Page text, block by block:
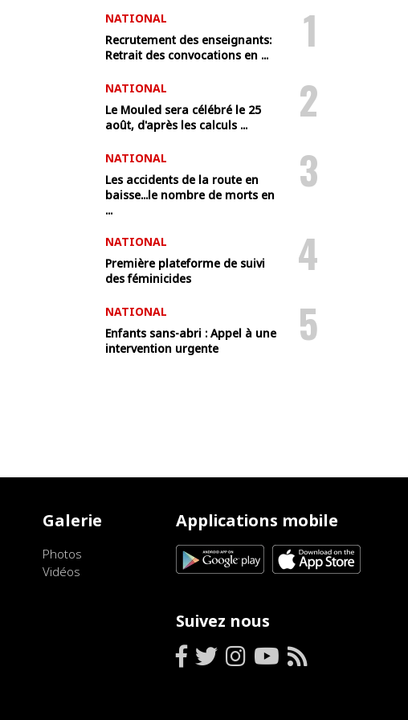
NATIONAL
Recrutement des enseignants:
Retrait des convocations en ...
1
NATIONAL
Le Mouled sera célébré le 25
août, d'après les calculs ...
2
NATIONAL
Les accidents de la route en
baisse...le nombre de morts en
...
3
NATIONAL
Première plateforme de suivi
des féminicides
4
NATIONAL
Enfants sans-abri : Appel à une
intervention urgente
5
Galerie
Photos
Vidéos
Applications mobile
Suivez nous